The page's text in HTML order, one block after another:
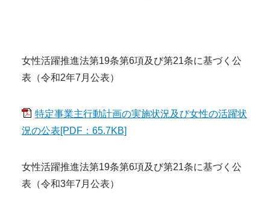
女性活躍推進法第19条第6項及び第21条に基づく公
表（令和2年7月公表）
特定事業主行動計画の実施状況及び女性の活躍状
況の公表[PDF：65.7KB]
女性活躍推進法第19条第6項及び第21条に基づく公
表（令和3年7月公表）